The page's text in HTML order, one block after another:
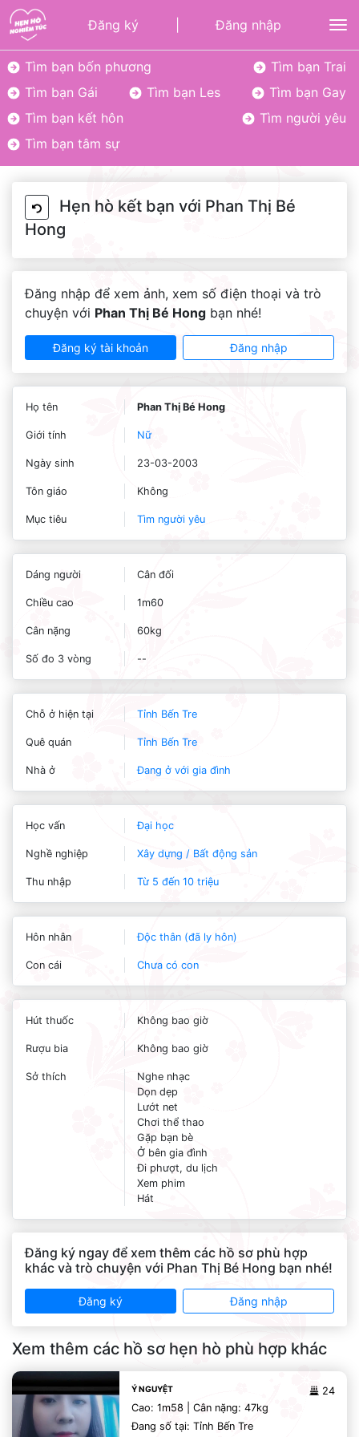
Đăng ký Đăng nhập
Tìm bạn bốn phương
Tìm bạn Trai
Tìm bạn Gái
Tìm bạn Les
Tìm bạn Gay
Tìm bạn kết hôn
Tìm người yêu
Tìm bạn tâm sự
Hẹn hò kết bạn với Phan Thị Bé
Hong
Đăng nhập để xem ảnh, xem số điện thoại và trò
chuyện với Phan Thị Bé Hong bạn nhé!
Đăng ký tài khoản Đăng nhập
Họ tên Phan Thị Bé Hong
Giới tính Nữ
Ngày sinh 23-03-2003
Tôn giáo Không
Mục tiêu Tìm người yêu
Dáng người Cân đối
Chiều cao 1m60
Cân nặng 60kg
Số đo 3 vòng --
Chỗ ở hiện tại Tỉnh Bến Tre
Quê quán Tỉnh Bến Tre
Nhà ở Đang ở với gia đình
Học vấn Đại học
Nghề nghiệp Xây dựng / Bất động sản
Thu nhập Từ 5 đến 10 triệu
Hôn nhân Độc thân (đã ly hôn)
Con cái Chưa có con
Hút thuốc Không bao giờ
Rượu bia Không bao giờ
Sở thích
Nghe nhạc
Dọn dẹp
Lướt net
Chơi thể thao
Gặp bạn bè
Ở bên gia đình
Đi phượt, du lịch
Xem phim
Hát
Đăng ký ngay để xem thêm các hồ sơ phù hợp
khác và trò chuyện với Phan Thị Bé Hong bạn nhé!
Đăng ký Đăng nhập
Xem thêm các hồ sơ hẹn hò phù hợp khác
24
Ý NGUYỆT
Cao: 1m58 | Cân nặng: 47kg
Đang số tại: Tỉnh Bến Tre